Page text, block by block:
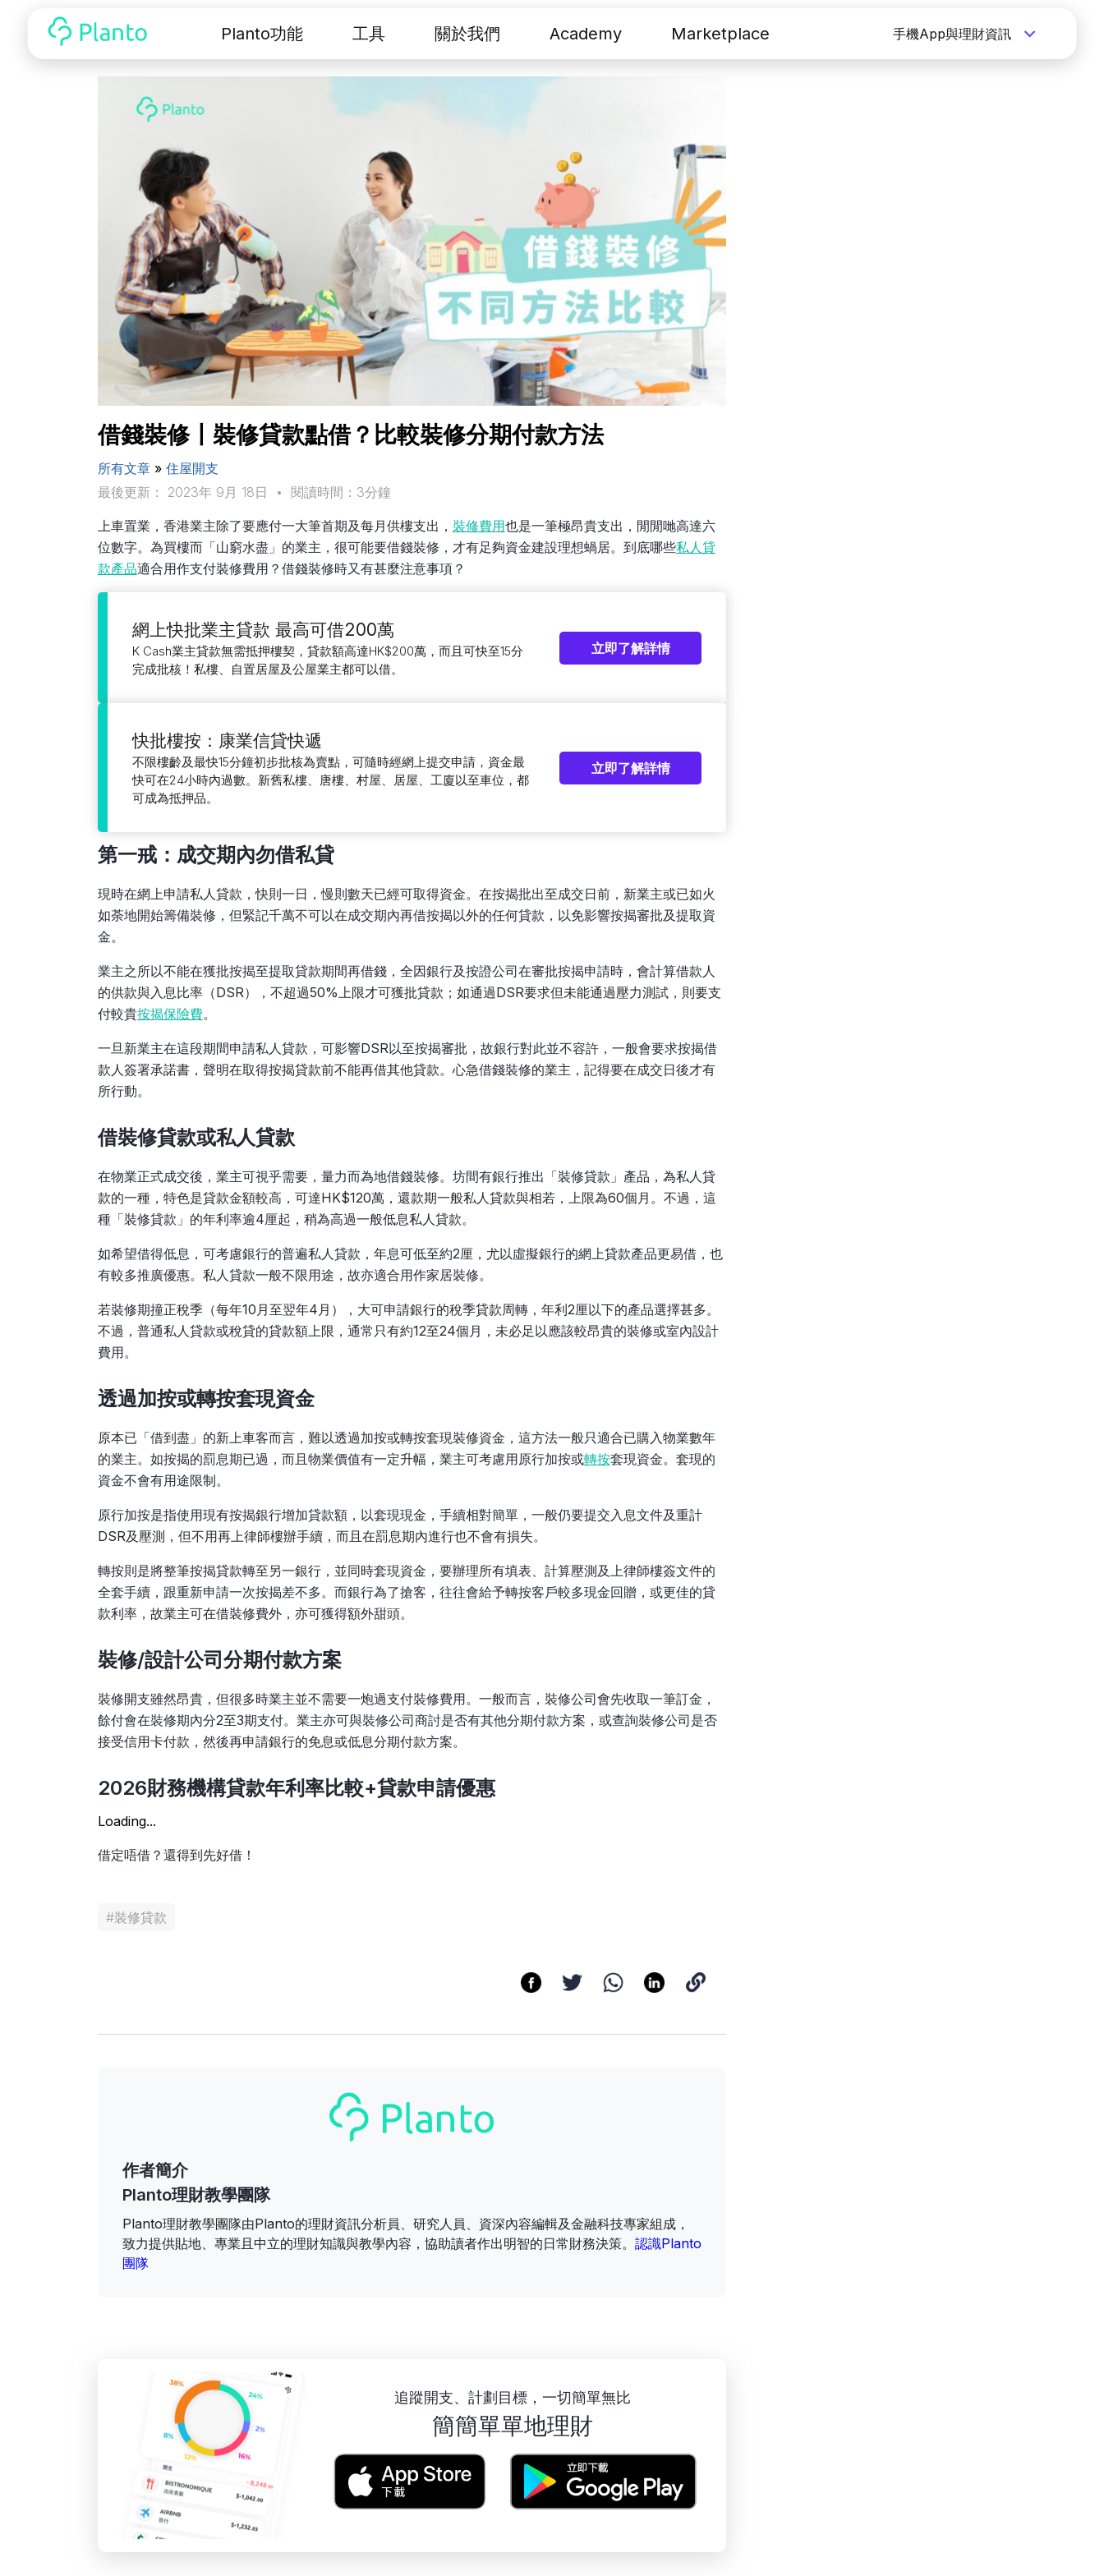
Planto功能 工具 關於我們 Academy Marketplace 手機App與理財資訊
借錢裝修〡裝修貸款點借？比較裝修分期付款方法
所有文章» 住屋開支
最後更新： 2023年 9月 18日
• 閱讀時間：3分鐘
上車置業，香港業主除了要應付一大筆首期及每月供樓支出， 裝修費用也是一筆極昂貴支出，閒閒哋高達六
位數字。為買樓而「山窮水盡」的業主，很可能要借錢裝修，才有足夠資金建設理想蝸居。到底哪些私人貸
款產品適合用作支付裝修費用？借錢裝修時又有甚麼注意事項？
網上快批業主貸款 最高可借200萬
K Cash業主貸款無需抵押樓契，貸款額高達HK$200萬，而且可快至15分
完成批核！私樓、自置居屋及公屋業主都可以借。
立即了解詳情
快批樓按：康業信貸快遞
不限樓齡及最快15分鐘初步批核為賣點，可隨時經網上提交申請，資金最
快可在24小時內過數。新舊私樓、唐樓、村屋、居屋、工廈以至車位，都
可成為抵押品。
立即了解詳情
第一戒：成交期內勿借私貸
現時在網上申請私人貸款，快則一日，慢則數天已經可取得資金。在按揭批出至成交日前，新業主或已如火
如荼地開始籌備裝修，但緊記千萬不可以在成交期內再借按揭以外的任何貸款，以免影響按揭審批及提取資
金。
業主之所以不能在獲批按揭至提取貸款期間再借錢，全因銀行及按證公司在審批按揭申請時，會計算借款人
的供款與入息比率（DSR），不超過50%上限才可獲批貸款；如通過DSR要求但未能通過壓力測試，則要支
付較貴按揭保險費。
一旦新業主在這段期間申請私人貸款，可影響DSR以至按揭審批，故銀行對此並不容許，一般會要求按揭借
款人簽署承諾書，聲明在取得按揭貸款前不能再借其他貸款。心急借錢裝修的業主，記得要在成交日後才有
所行動。
借裝修貸款或私人貸款
在物業正式成交後，業主可視乎需要，量力而為地借錢裝修。坊間有銀行推出「裝修貸款」產品，為私人貸
款的一種，特色是貸款金額較高，可達HK$120萬，還款期一般私人貸款與相若，上限為60個月。不過，這
種「裝修貸款」的年利率逾4厘起，稍為高過一般低息私人貸款。
如希望借得低息，可考慮銀行的普遍私人貸款，年息可低至約2厘，尤以虛擬銀行的網上貸款產品更易借，也
有較多推廣優惠。私人貸款一般不限用途，故亦適合用作家居裝修。
若裝修期撞正稅季（每年10月至翌年4月），大可申請銀行的稅季貸款周轉，年利2厘以下的產品選擇甚多。
不過，普通私人貸款或稅貸的貸款額上限，通常只有約12至24個月，未必足以應該較昂貴的裝修或室內設計
費用。
透過加按或轉按套現資金
原本已「借到盡」的新上車客而言，難以透過加按或轉按套現裝修資金，這方法一般只適合已購入物業數年
的業主。如按揭的罰息期已過，而且物業價值有一定升幅，業主可考慮用原行加按或轉按套現資金。套現的
資金不會有用途限制。
原行加按是指使用現有按揭銀行增加貸款額，以套現現金，手續相對簡單，一般仍要提交入息文件及重計
DSR及壓測，但不用再上律師樓辦手續，而且在罰息期內進行也不會有損失。
轉按則是將整筆按揭貸款轉至另一銀行，並同時套現資金，要辦理所有填表、計算壓測及上律師樓簽文件的
全套手續，跟重新申請一次按揭差不多。而銀行為了搶客，往往會給予轉按客戶較多現金回贈，或更佳的貸
款利率，故業主可在借裝修費外，亦可獲得額外甜頭。
裝修/設計公司分期付款方案
裝修開支雖然昂貴，但很多時業主並不需要一炮過支付裝修費用。一般而言，裝修公司會先收取一筆訂金，
餘付會在裝修期內分2至3期支付。業主亦可與裝修公司商討是否有其他分期付款方案，或查詢裝修公司是否
接受信用卡付款，然後再申請銀行的免息或低息分期付款方案。
2026財務機構貸款年利率比較+貸款申請優惠
Loading...
借定唔借？還得到先好借！
#裝修貸款
作者簡介
Planto理財教學團隊
Planto理財教學團隊由Planto的理財資訊分析員、研究人員、資深內容編輯及金融科技專家組成，
致力提供貼地、專業且中立的理財知識與教學內容，協助讀者作出明智的日常財務決策。 認識Planto
團隊
追蹤開支、計劃目標，一切簡單無比
簡簡單單地理財